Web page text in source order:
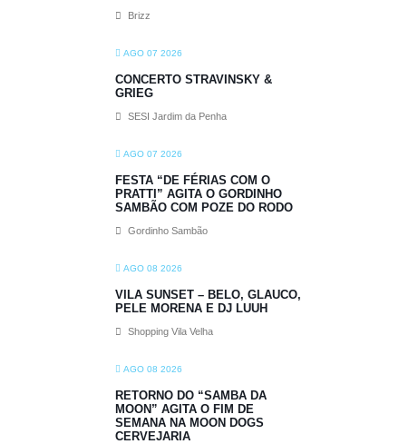
Brizz
AGO 07 2026
CONCERTO STRAVINSKY &
GRIEG
SESI Jardim da Penha
AGO 07 2026
FESTA “DE FÉRIAS COM O
PRATTI” AGITA O GORDINHO
SAMBÃO COM POZE DO RODO
Gordinho Sambão
AGO 08 2026
VILA SUNSET – BELO, GLAUCO,
PELE MORENA E DJ LUUH
Shopping Vila Velha
AGO 08 2026
RETORNO DO “SAMBA DA
MOON” AGITA O FIM DE
SEMANA NA MOON DOGS
CERVEJARIA